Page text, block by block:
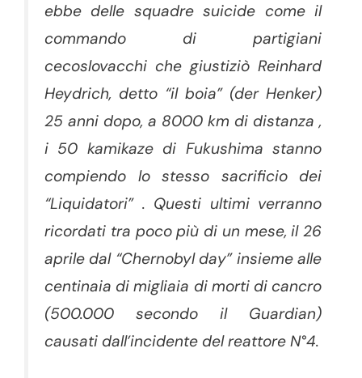
ebbe delle squadre suicide come il
commando di partigiani
cecoslovacchi che giustiziò Reinhard
Heydrich, detto “il boia” (der Henker)
25 anni dopo, a 8000 km di distanza ,
i 50 kamikaze di Fukushima stanno
compiendo lo stesso sacrificio dei
“Liquidatori” . Questi ultimi verranno
ricordati tra poco più di un mese, il 26
aprile dal “Chernobyl day” insieme alle
centinaia di migliaia di morti di cancro
(500.000 secondo il Guardian)
causati dall’incidente del reattore N°4.